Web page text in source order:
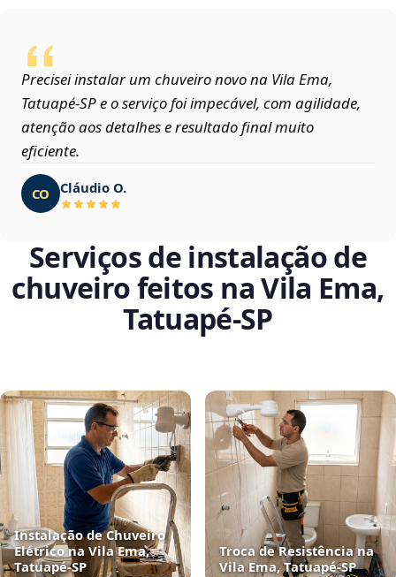
Precisei instalar um chuveiro novo na Vila Ema,
Tatuapé‑SP e o serviço foi impecável, com agilidade,
atenção aos detalhes e resultado final muito
eficiente.
CO Cláudio O.
Serviços de instalação de
chuveiro feitos na Vila Ema,
Tatuapé‑SP
Instalação de Chuveiro
Elétrico na Vila Ema,
Tatuapé‑SP
Troca de Resistência na
Vila Ema, Tatuapé‑SP